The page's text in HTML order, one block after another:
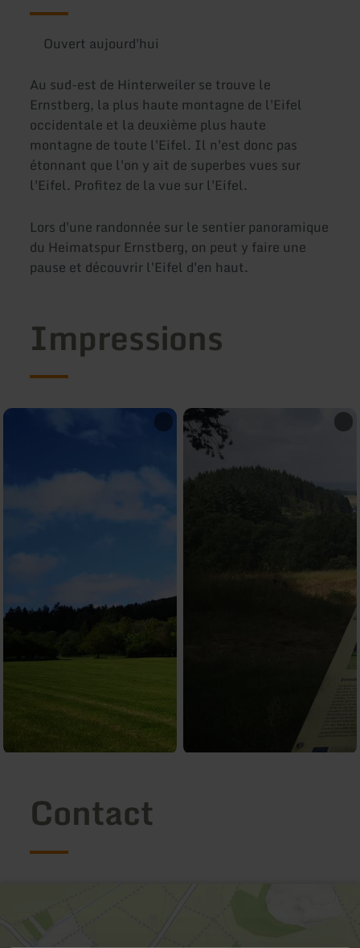
Ouvert aujourd'hui
Au sud-est de Hinterweiler se trouve le
Ernstberg, la plus haute montagne de l'Eifel
occidentale et la deuxième plus haute
montagne de toute l'Eifel. Il n'est donc pas
étonnant que l'on y ait de superbes vues sur
l'Eifel. Profitez de la vue sur l'Eifel.
Lors d'une randonnée sur le sentier panoramique
du Heimatspur Ernstberg, on peut y faire une
pause et découvrir l'Eifel d'en haut.
Impressions
Contact